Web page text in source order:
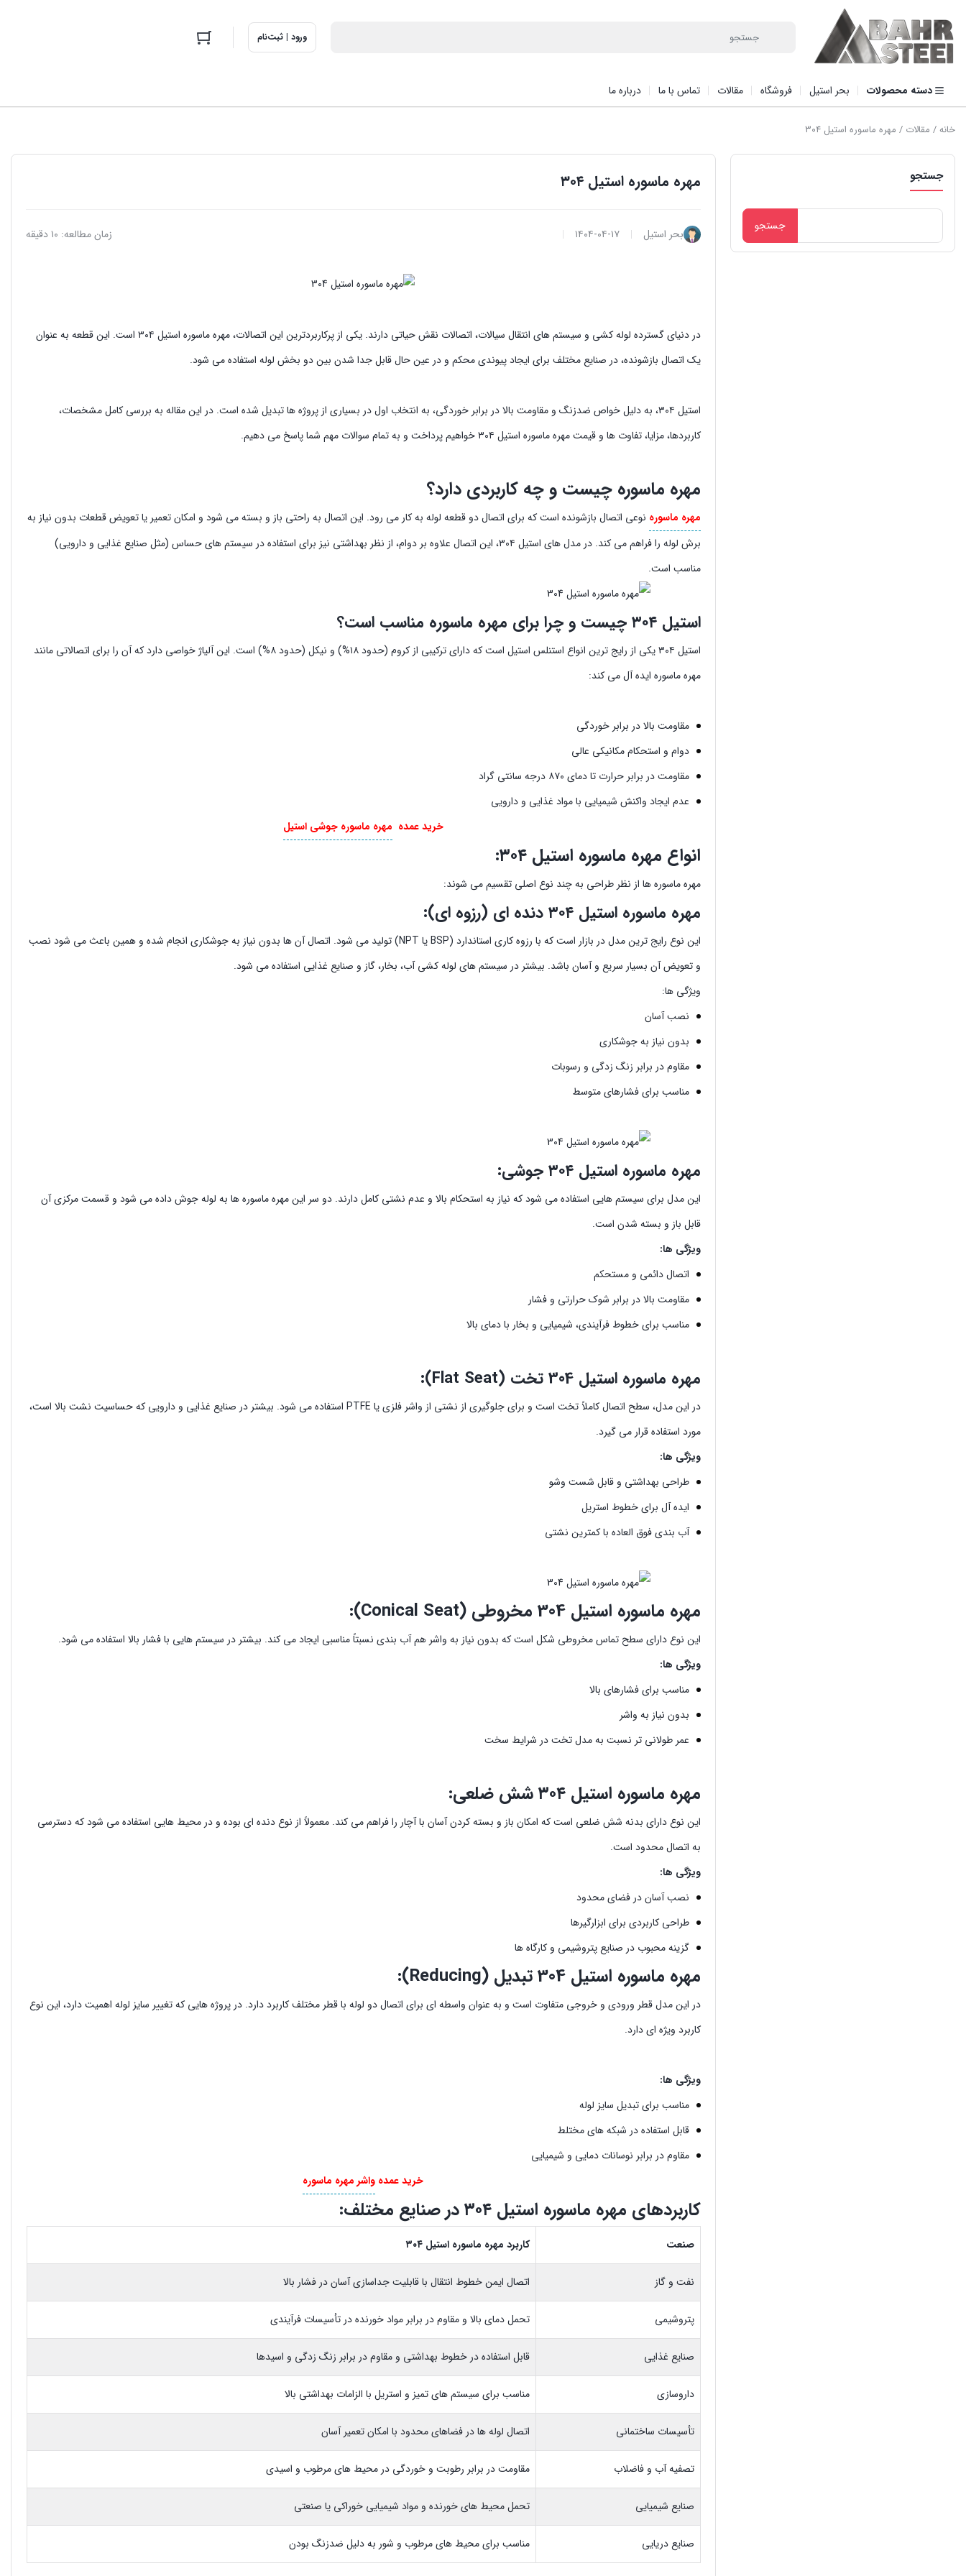
ورود | ثبت‌نام
دسته محصولات بحر استیل فروشگاه مقالات تماس با ما درباره ما
خانه/ مقالات / مهره ماسوره استیل ۳۰۴
جستجو
برای:
مهره ماسوره استیل ۳۰۴
بحر استیل ۱۴۰۴-۰۴-۱۷ زمان مطالعه: ۱۰ دقیقه
در دنیای گسترده لوله کشی و سیستم های انتقال سیالات، اتصالات نقش حیاتی دارند. یکی از پرکاربردترین این اتصالات، مهره ماسوره استیل ۳۰۴ است. این قطعه به عنوان
یک اتصال بازشونده، در صنایع مختلف برای ایجاد پیوندی محکم و در عین حال قابل جدا شدن بین دو بخش لوله استفاده می شود.
استیل ۳۰۴، به دلیل خواص ضدزنگ و مقاومت بالا در برابر خوردگی، به انتخاب اول در بسیاری از پروژه ها تبدیل شده است. در این مقاله به بررسی کامل مشخصات،
کاربردها، مزایا، تفاوت ها و قیمت مهره ماسوره استیل ۳۰۴ خواهیم پرداخت و به تمام سوالات مهم شما پاسخ می دهیم.
مهره ماسوره چیست و چه کاربردی دارد؟
مهره ماسوره نوعی اتصال بازشونده است که برای اتصال دو قطعه لوله به کار می رود. این اتصال به راحتی باز و بسته می شود و امکان تعمیر یا تعویض قطعات بدون نیاز به
برش لوله را فراهم می کند. در مدل های استیل ۳۰۴، این اتصال علاوه بر دوام، از نظر بهداشتی نیز برای استفاده در سیستم های حساس (مثل صنایع غذایی و دارویی)
مناسب است.
استیل ۳۰۴ چیست و چرا برای مهره ماسوره مناسب است؟
استیل ۳۰۴ یکی از رایج ترین انواع استنلس استیل است که دارای ترکیبی از کروم (حدود ۱۸%) و نیکل (حدود ۸%) است. این آلیاژ خواصی دارد که آن را برای اتصالاتی مانند
مهره ماسوره ایده آل می کند:
مقاومت بالا در برابر خوردگی
دوام و استحکام مکانیکی عالی
مقاومت در برابر حرارت تا دمای ۸۷۰ درجه سانتی گراد
عدم ایجاد واکنش شیمیایی با مواد غذایی و دارویی
خرید عمده مهره ماسوره جوشی استیل
انواع مهره ماسوره استیل ۳۰۴:
مهره ماسوره ها از نظر طراحی به چند نوع اصلی تقسیم می شوند:
مهره ماسوره استیل ۳۰۴ دنده ای (رزوه ای):
این نوع رایج ترین مدل در بازار است که با رزوه کاری استاندارد (BSP یا NPT) تولید می شود. اتصال آن ها بدون نیاز به جوشکاری انجام شده و همین باعث می شود نصب
و تعویض آن بسیار سریع و آسان باشد. بیشتر در سیستم های لوله کشی آب، بخار، گاز و صنایع غذایی استفاده می شود.
ویژگی ها:
نصب آسان
بدون نیاز به جوشکاری
مقاوم در برابر زنگ زدگی و رسوبات
مناسب برای فشارهای متوسط
مهره ماسوره استیل ۳۰۴ جوشی:
این مدل برای سیستم هایی استفاده می شود که نیاز به استحکام بالا و عدم نشتی کامل دارند. دو سر این مهره ماسوره ها به لوله جوش داده می شود و قسمت مرکزی آن
قابل باز و بسته شدن است.
ویژگی ها:
اتصال دائمی و مستحکم
مقاومت بالا در برابر شوک حرارتی و فشار
مناسب برای خطوط فرآیندی، شیمیایی و بخار با دمای بالا
مهره ماسوره استیل 304 تخت (Flat Seat):
در این مدل، سطح اتصال کاملاً تخت است و برای جلوگیری از نشتی از واشر فلزی یا PTFE استفاده می شود. بیشتر در صنایع غذایی و دارویی که حساسیت نشت بالا است،
مورد استفاده قرار می گیرد.
ویژگی ها:
طراحی بهداشتی و قابل شست وشو
ایده آل برای خطوط استریل
آب بندی فوق العاده با کمترین نشتی
مهره ماسوره استیل 304 مخروطی (Conical Seat):
این نوع دارای سطح تماس مخروطی شکل است که بدون نیاز به واشر هم آب بندی نسبتاً مناسبی ایجاد می کند. بیشتر در سیستم هایی با فشار بالا استفاده می شود.
ویژگی ها:
مناسب برای فشارهای بالا
بدون نیاز به واشر
عمر طولانی تر نسبت به مدل تخت در شرایط سخت
مهره ماسوره استیل ۳۰۴ شش ضلعی:
این نوع دارای بدنه شش ضلعی است که امکان باز و بسته کردن آسان با آچار را فراهم می کند. معمولاً از نوع دنده ای بوده و در محیط هایی استفاده می شود که دسترسی
به اتصال محدود است.
ویژگی ها:
نصب آسان در فضای محدود
طراحی کاربردی برای ابزارگیرها
گزینه محبوب در صنایع پتروشیمی و کارگاه ها
مهره ماسوره استیل 304 تبدیل (Reducing):
در این مدل قطر ورودی و خروجی متفاوت است و به عنوان واسطه ای برای اتصال دو لوله با قطر مختلف کاربرد دارد. در پروژه هایی که تغییر سایز لوله اهمیت دارد، این نوع
کاربرد ویژه ای دارد.
ویژگی ها:
مناسب برای تبدیل سایز لوله
قابل استفاده در شبکه های مختلط
مقاوم در برابر نوسانات دمایی و شیمیایی
خرید عمده واشر مهره ماسوره
کاربردهای مهره ماسوره استیل ۳۰۴ در صنایع مختلف:
صنعت کاربرد مهره ماسوره استیل ۳۰۴
نفت و گاز اتصال ایمن خطوط انتقال با قابلیت جداسازی آسان در فشار بالا
پتروشیمی تحمل دمای بالا و مقاوم در برابر مواد خورنده در تأسیسات فرآیندی
صنایع غذایی قابل استفاده در خطوط بهداشتی و مقاوم در برابر زنگ زدگی و اسیدها
داروسازی مناسب برای سیستم های تمیز و استریل با الزامات بهداشتی بالا
تأسیسات ساختمانی اتصال لوله ها در فضاهای محدود با امکان تعمیر آسان
تصفیه آب و فاضلاب مقاومت در برابر رطوبت و خوردگی در محیط های مرطوب و اسیدی
صنایع شیمیایی تحمل محیط های خورنده و مواد شیمیایی خوراکی یا صنعتی
صنایع دریایی مناسب برای محیط های مرطوب و شور به دلیل ضدزنگ بودن